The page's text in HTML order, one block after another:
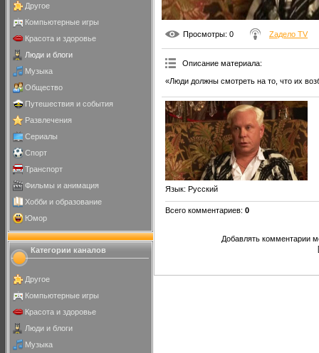
Другое
Компьютерные игры
Красота и здоровье
Люди и блоги
Музыка
Общество
Путешествия и события
Развлечения
Сериалы
Спорт
Транспорт
Фильмы и анимация
Хобби и образование
Юмор
Категории каналов
Другое
Компьютерные игры
Красота и здоровье
Люди и блоги
Музыка
Просмотры: 0 Zадело TV
Описание материала:
«Люди должны смотреть на то, что их
Язык: Русский
Всего комментариев: 0
Добавлять комментарии